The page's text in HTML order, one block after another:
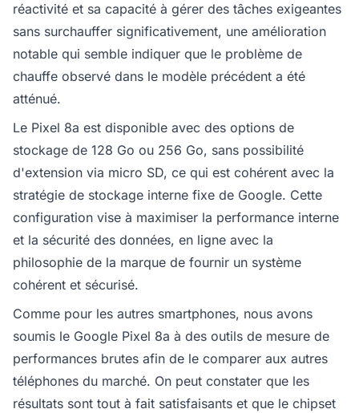
réactivité et sa capacité à gérer des tâches exigeantes
sans surchauffer significativement, une amélioration
notable qui semble indiquer que le problème de
chauffe observé dans le modèle précédent a été
atténué.
Le Pixel 8a est disponible avec des options de
stockage de 128 Go ou 256 Go, sans possibilité
d'extension via micro SD, ce qui est cohérent avec la
stratégie de stockage interne fixe de Google. Cette
configuration vise à maximiser la performance interne
et la sécurité des données, en ligne avec la
philosophie de la marque de fournir un système
cohérent et sécurisé.
Comme pour les autres smartphones, nous avons
soumis le Google Pixel 8a à des outils de mesure de
performances brutes afin de le comparer aux autres
téléphones du marché. On peut constater que les
résultats sont tout à fait satisfaisants et que le chipset